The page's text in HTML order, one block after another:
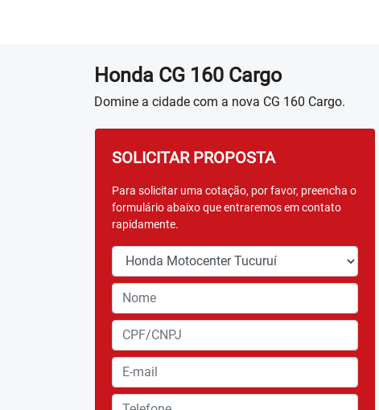
Honda CG 160 Cargo
Domine a cidade com a nova CG 160 Cargo.
SOLICITAR PROPOSTA
Para solicitar uma cotação, por favor, preencha o
formulário abaixo que entraremos em contato
rapidamente.